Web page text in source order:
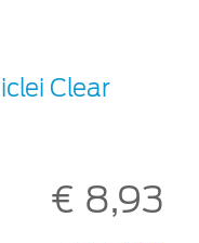
Clear
€ 8,93